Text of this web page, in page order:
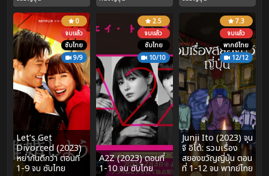
0
จบแล้ว
ซับไทย
9/9
Let’s Get
Divorced (2023)
หย่ากันดีกว่า ตอนที่
1-9 จบ ซับไทย
2.5
จบแล้ว
ซับไทย
10/10
A2Z (2023) ตอนที่
1-10 จบ ซับไทย
7.3
จบแล้ว
พากย์ไทย
12/12
Junji Ito (2023) จุน
จิ อิโต้: รวมเรื่อง
สยองขวัญญี่ปุ่น ตอน
ที่ 1-12 จบ พากย์ไทย